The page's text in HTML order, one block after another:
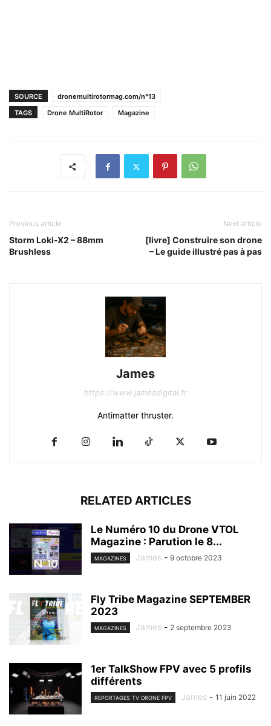
SOURCE
dronemultirotormag.com/n°13
TAGS
Drone MultiRotor Magazine
Previous article
Storm Loki-X2 – 88mm
Brushless
Next article
[livre] Construire son drone
– Le guide illustré pas à pas
James
https://www.jamesdigital.fr
Antimatter thruster.
RELATED ARTICLES
Le Numéro 10 du Drone VTOL
Magazine : Parution le 8...
MAGAZINES James - 9 octobre 2023
Fly Tribe Magazine SEPTEMBER
2023
MAGAZINES James - 2 septembre 2023
1er TalkShow FPV avec 5 profils
différents
REPORTAGES TV DRONE FPV James - 11 juin 2022